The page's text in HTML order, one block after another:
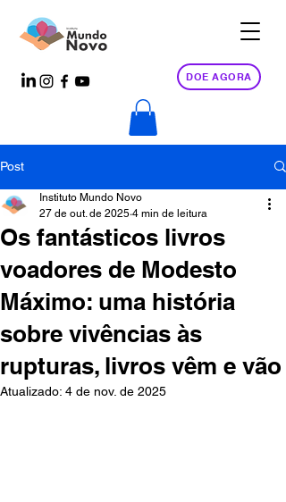
DOE AGORA
Post
Os fantásticos livros
voadores de Modesto
Máximo: uma história
sobre vivências às
rupturas, livros vêm e vão
Instituto Mundo Novo
27 de out. de 2025 4 min de leitura
Atualizado: 4 de nov. de 2025